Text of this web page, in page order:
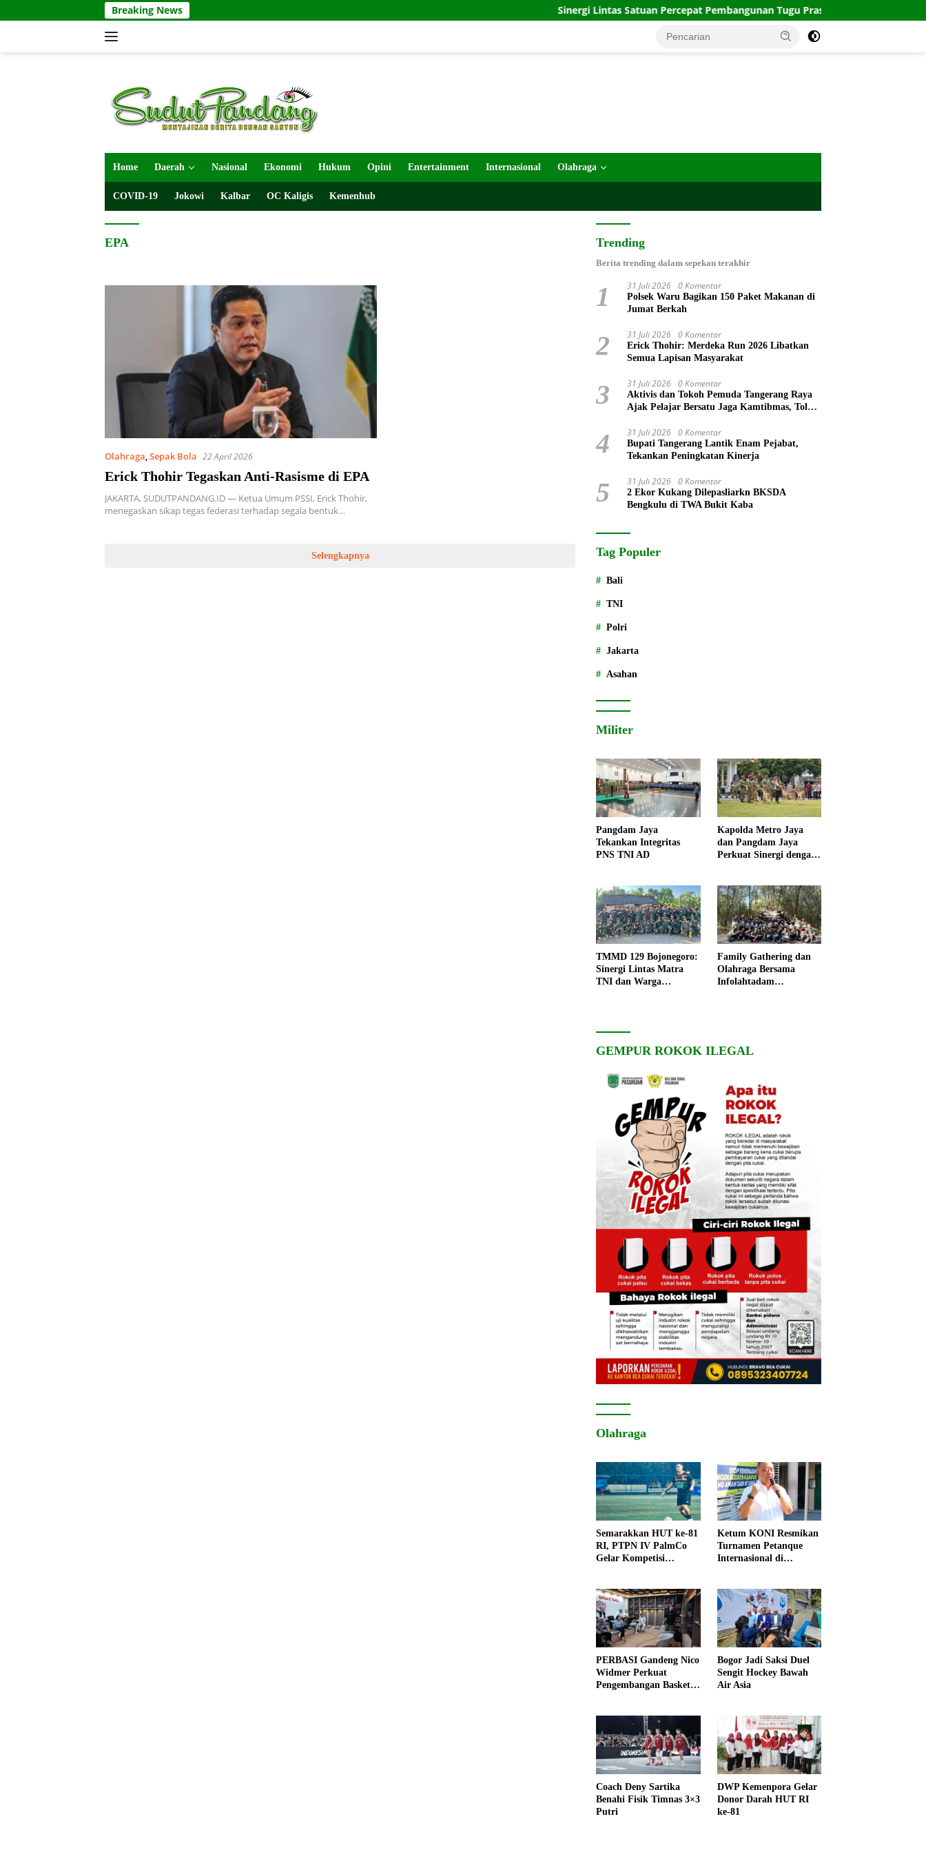
ke
Breaking News Sinergi Lintas Satuan Percepat Pembangunan Tugu Prasasti TMMD ke-129
Home Daerah Nasional Ekonomi Hukum Opini Entertainment Internasional Olahraga
COVID-19 Jokowi Kalbar OC Kaligis Kemenhub
EPA
Olahraga,Sepak Bola 22 April 2026
Erick Thohir Tegaskan Anti-Rasisme di EPA
JAKARTA, SUDUTPANDANG.ID — Ketua Umum PSSI, Erick Thohir,
menegaskan sikap tegas federasi terhadap segala bentuk…
Selengkapnya
Trending
Berita trending dalam sepekan terakhir
1 31 Juli 2026 0 Komentar
Polsek Waru Bagikan 150 Paket Makanan di
Jumat Berkah
2 31 Juli 2026 0 Komentar
Erick Thohir: Merdeka Run 2026 Libatkan
Semua Lapisan Masyarakat
3 31 Juli 2026 0 Komentar
Aktivis dan Tokoh Pemuda Tangerang Raya
Ajak Pelajar Bersatu Jaga Kamtibmas, Tolak
4 31 Juli 2026 0 Komentar
Bupati Tangerang Lantik Enam Pejabat,
Tekankan Peningkatan Kinerja
5 31 Juli 2026 0 Komentar
2 Ekor Kukang Dilepasliarkn BKSDA
Bengkulu di TWA Bukit Kaba
Tag Populer
Bali
TNI
Polri
Jakarta
Asahan
Militer
Pangdam Jaya
Tekankan Integritas
PNS TNI AD
Kapolda Metro Jaya
dan Pangdam Jaya
Perkuat Sinergi dengan
TMMD 129 Bojonegoro:
Sinergi Lintas Matra
TNI dan Warga
Family Gathering dan
Olahraga Bersama
Infolahtadam
GEMPUR ROKOK ILEGAL
Olahraga
Semarakkan HUT ke-81
RI, PTPN IV PalmCo
Gelar Kompetisi
Ketum KONI Resmikan
Turnamen Petanque
Internasional di
PERBASI Gandeng Nico
Widmer Perkuat
Pengembangan Basket
Bogor Jadi Saksi Duel
Sengit Hockey Bawah
Air Asia
Coach Deny Sartika
Benahi Fisik Timnas 3×3
Putri
DWP Kemenpora Gelar
Donor Darah HUT RI
ke-81